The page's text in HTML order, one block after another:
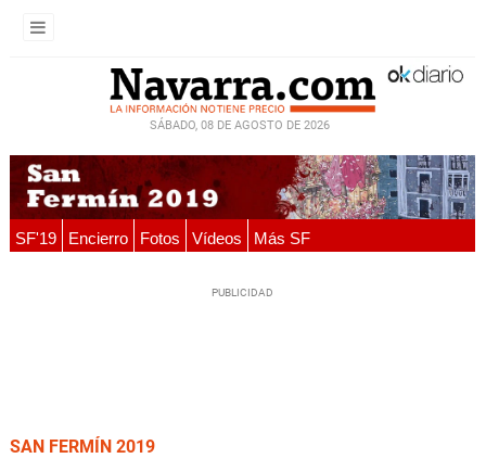
SÁBADO, 08 DE AGOSTO DE 2026
SF'19 Encierro Fotos Vídeos Más SF
SAN FERMÍN 2019